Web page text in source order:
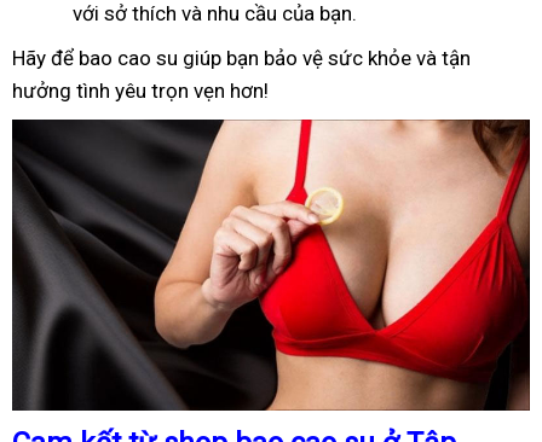
với sở thích và nhu cầu của bạn.
Hãy để bao cao su giúp bạn bảo vệ sức khỏe và tận
hưởng tình yêu trọn vẹn hơn!